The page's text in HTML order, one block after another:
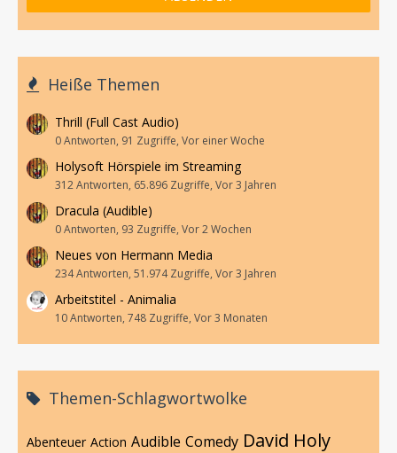
Heiße Themen
Thrill (Full Cast Audio)
0 Antworten, 91 Zugriffe, Vor einer Woche
Holysoft Hörspiele im Streaming
312 Antworten, 65.896 Zugriffe, Vor 3 Jahren
Dracula (Audible)
0 Antworten, 93 Zugriffe, Vor 2 Wochen
Neues von Hermann Media
234 Antworten, 51.974 Zugriffe, Vor 3 Jahren
Arbeitstitel - Animalia
10 Antworten, 748 Zugriffe, Vor 3 Monaten
Themen-Schlagwortwolke
Abenteuer Action Audible Comedy David Holy